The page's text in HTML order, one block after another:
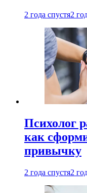
2 года спустя2
Психолог
как
привычку
2 года спустя2